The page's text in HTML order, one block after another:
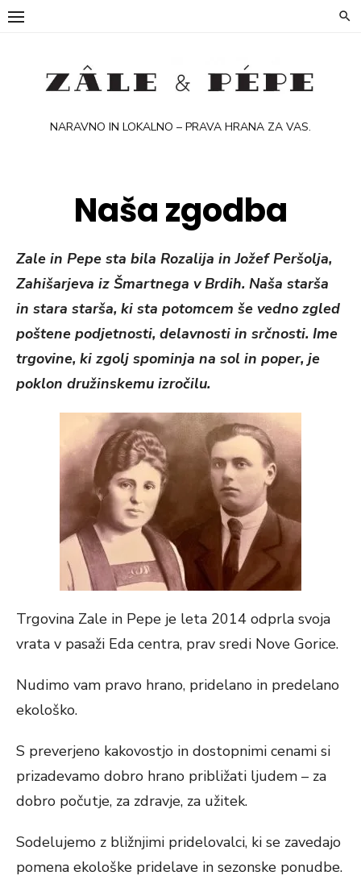
Skip
NARAVNO IN LOKALNO – PRAVA HRANA ZA VAS.
Naša zgodba
Zale in Pepe sta bila Rozalija in Jožef Peršolja,
Zahišarjeva iz Šmartnega v Brdih. Naša starša
in stara starša, ki sta potomcem še vedno zgled
poštene podjetnosti, delavnosti in srčnosti. Ime
trgovine, ki zgolj spominja na sol in poper, je
poklon družinskemu izročilu.
Trgovina Zale in Pepe je leta 2014 odprla svoja
vrata v pasaži Eda centra, prav sredi Nove Gorice.
Nudimo vam pravo hrano, pridelano in predelano
ekološko.
S preverjeno kakovostjo in dostopnimi cenami si
prizadevamo dobro hrano približati ljudem – za
dobro počutje, za zdravje, za užitek.
Sodelujemo z bližnjimi pridelovalci, ki se zavedajo
pomena ekološke pridelave in sezonske ponudbe.